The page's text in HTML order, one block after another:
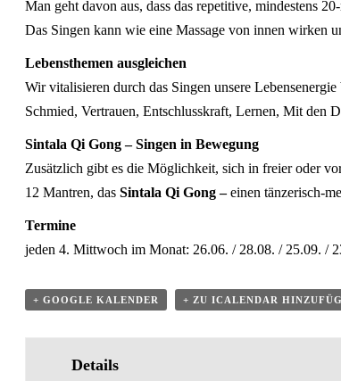
Man geht davon aus, dass das repetitive, mindestens
Das Singen kann wie eine Massage von innen wirken
Lebensthemen ausgleichen
Wir vitalisieren durch das Singen unsere
Schmied, Vertrauen, Entschlusskraft, Lernen, Mit den
Sintala Qi Gong – Singen in Bewegung
Zusätzlich gibt es die Möglichkeit, sich in freier oder
12 Mantren, das Sintala Qi Gong –einen tänzerisch-
Termine
jeden 4. Mittwoch im Monat: 26.06. / 28.08. / 25.09. /
+ GOOGLE KALENDER + ZU ICALENDAR
Details